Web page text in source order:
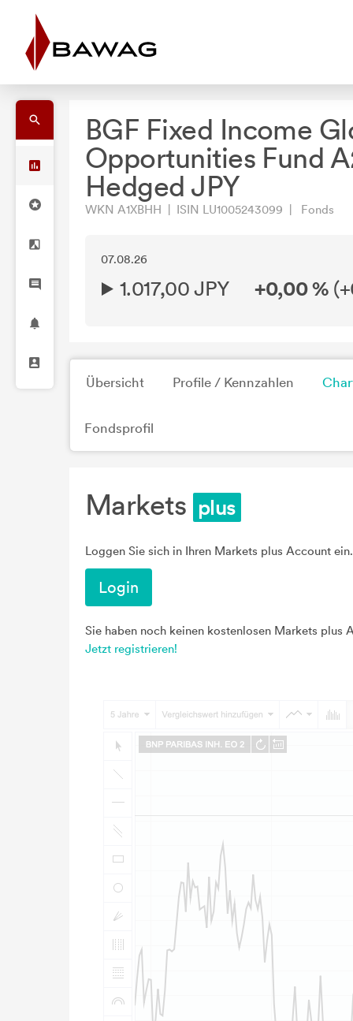
BGF Fixed Income
Opportunities Fund
Hedged JPY
WKN A1XBHH | ISIN LU1005243099 | Fonds
07.08.26
1.017,00 JPY +0,00 % (
Übersicht Profile / Kennzahlen
Fondsprofil
Markets
Loggen Sie sich in Ihren Markets plus Account ein.
Login
Sie haben noch keinen kostenlosen Markets plus
Jetzt registrieren!